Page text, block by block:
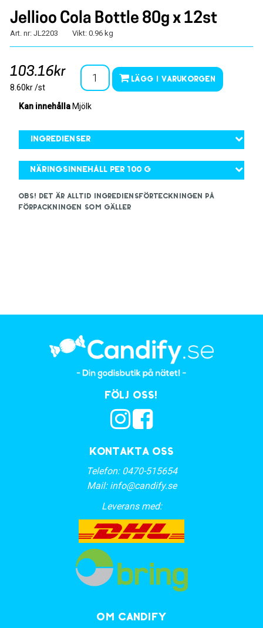
Jellioo Cola Bottle 80g x 12st
Art. nr: JL2203 Vikt: 0.96 kg
103.16kr
8.60kr /st
Lägg i varukorgen
Kan innehålla Mjölk
Ingredienser
Näringsinnehåll per 100 g
OBS! Det är alltid ingrediensförteckningen på
förpackningen som gäller
Kontakta oss
Telefon: 0470-515654
Mail: info@candify.se
Leverans med:
Följ oss!
OM CANDIFY